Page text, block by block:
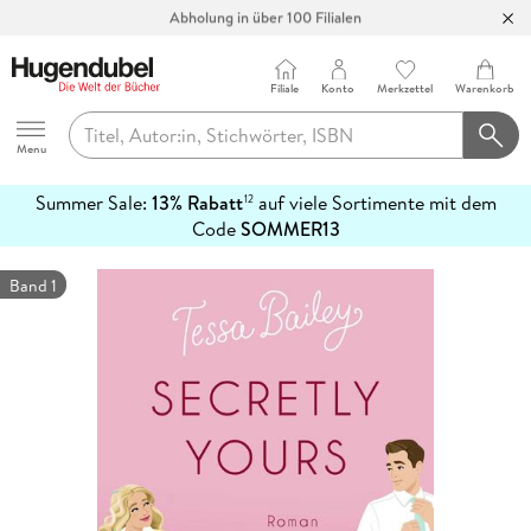
Abholung in über 100 Filialen
Hugendubel
Menu
Filiale Konto Merkzettel Warenkorb
Summer Sale: 13% Rabatt12auf viele Sortimente mit dem
CodeSOMMER13
erfahren
Band 1